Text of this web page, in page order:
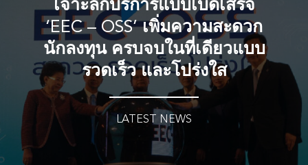
เจาะลึกบริการแบบเบ็ดเสร็จ
‘EEC – OSS’ เพิ่มความสะดวก
นักลงทุน ครบจบในที่เดียวแบบ
รวดเร็ว และโปร่งใส
LATEST NEWS